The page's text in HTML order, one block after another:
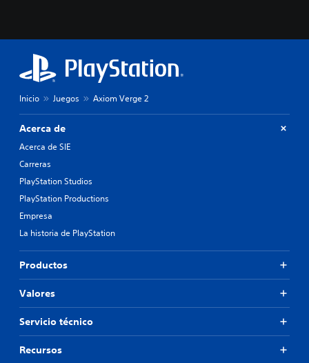
Inicio Juegos Axiom Verge 2
Acerca de
Acerca de SIE
Carreras
PlayStation Studios
PlayStation Productions
Empresa
La historia de PlayStation
Productos
Valores
Servicio técnico
Recursos